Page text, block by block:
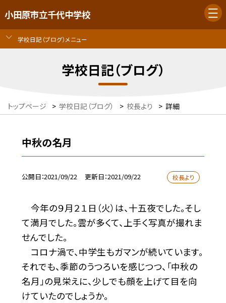
小田原市立千代中学校
学校日記（ブログ）メニュー
学校日記（ブログ）
トップページ > 学校日記（ブログ） > 校長より > 詳細
中秋の名月
公開日 2021/09/22 更新日 2021/09/22 校長より
今年の９月２１日（火）は、十五夜でした。そし
て満月でした。雲が多くて、上手く写真が撮れま
せんでした。
コロナ渦で、中学生もガマンが続いています。
それでも、季節のうつろいを感じつつ、「中秋の
名月」の見栄えに、少しでも顔を上げて目を向
けていたのでしょうか。